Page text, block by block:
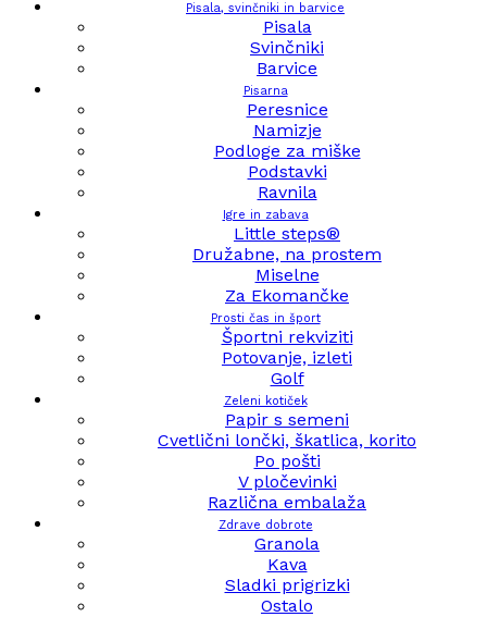
Pisala, svinčniki in barvice
Pisala
Svinčniki
Barvice
Pisarna
Peresnice
Namizje
Podloge za miške
Podstavki
Ravnila
Igre in zabava
Little steps®
Družabne, na prostem
Miselne
Za Ekomančke
Prosti čas in šport
Športni rekviziti
Potovanje, izleti
Golf
Zeleni kotiček
Papir s semeni
Cvetlični lončki, škatlica, korito
Po pošti
V pločevinki
Različna embalaža
Zdrave dobrote
Granola
Kava
Sladki prigrizki
Ostalo